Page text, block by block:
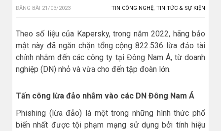
ĐĂNG BÀI 21/03/2023 TIN CÔNG NGHỆ, TIN TỨC & SỰ KIỆN
Theo số liệu của Kapersky, trong năm 2022, hãng bảo
mật này đã ngăn chặn tổng cộng 822.536 lừa đảo tài
chính nhắm đến các công ty tại Đông Nam Á, từ doanh
nghiệp (DN) nhỏ và vừa cho đến tập đoàn lớn.
Tấn công lừa đảo nhắm vào các DN Đông Nam Á
Phishing (lừa đảo) là một trong những hình thức phổ
biến nhất được tội phạm mạng sử dụng bởi tính hiệu